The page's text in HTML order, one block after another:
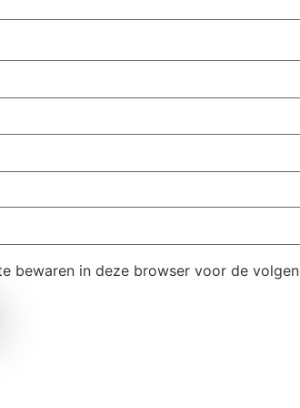
bewaren in deze browser voor de